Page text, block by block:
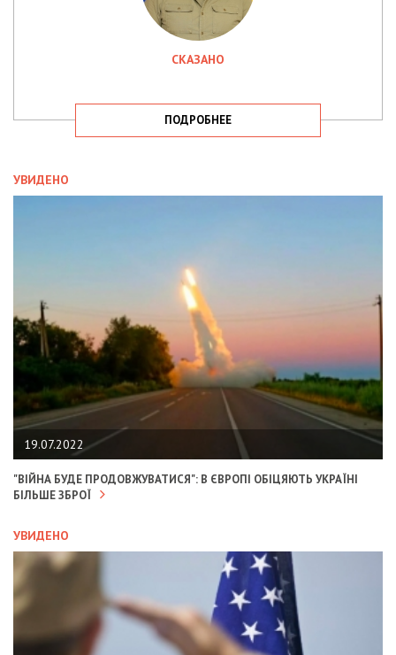
СКАЗАНО
ПОДРОБНЕЕ
УВИДЕНО
19.07.2022
"ВІЙНА БУДЕ ПРОДОВЖУВАТИСЯ": В ЄВРОПІ ОБІЦЯЮТЬ УКРАЇНІ
БІЛЬШЕ ЗБРОЇ
УВИДЕНО